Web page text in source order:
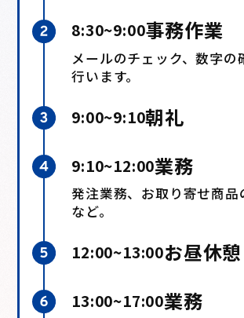
8:30~9:00事務作業
メールのチェック、数字の
行います。
9:00~9:10朝礼
9:10~12:00業務
発注業務、お取り寄せ商品
など。
12:00~13:00お昼休憩
13:00~17:00業務